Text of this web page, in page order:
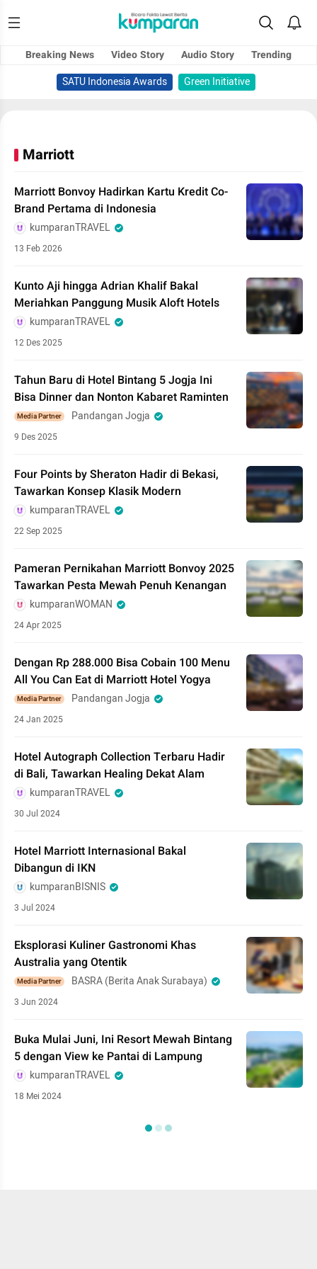
Breaking News Video Story Audio Story
Trending
SATU Indonesia Awards
Green Initiative
Marriott
Marriott Bonvoy Hadirkan Kartu Kredit Co-
Brand Pertama di Indonesia
kumparanTRAVEL
13 Feb 2026
Kunto Aji hingga Adrian Khalif Bakal
Meriahkan Panggung Musik Aloft Hotels
kumparanTRAVEL
12 Des 2025
Tahun Baru di Hotel Bintang 5 Jogja Ini
Bisa Dinner dan Nonton Kabaret Raminten
Media Partner Pandangan Jogja
9 Des 2025
Four Points by Sheraton Hadir di Bekasi,
Tawarkan Konsep Klasik Modern
kumparanTRAVEL
22 Sep 2025
Pameran Pernikahan Marriott Bonvoy 2025
Tawarkan Pesta Mewah Penuh Kenangan
kumparanWOMAN
24 Apr 2025
Dengan Rp 288.000 Bisa Cobain 100 Menu
All You Can Eat di Marriott Hotel Yogya
Media Partner Pandangan Jogja
24 Jan 2025
Hotel Autograph Collection Terbaru Hadir
di Bali, Tawarkan Healing Dekat Alam
kumparanTRAVEL
30 Jul 2024
Hotel Marriott Internasional Bakal
Dibangun di IKN
kumparanBISNIS
3 Jul 2024
Eksplorasi Kuliner Gastronomi Khas
Australia yang Otentik
Media Partner BASRA (Berita Anak Surabaya)
3 Jun 2024
Buka Mulai Juni, Ini Resort Mewah Bintang
5 dengan View ke Pantai di Lampung
kumparanTRAVEL
18 Mei 2024